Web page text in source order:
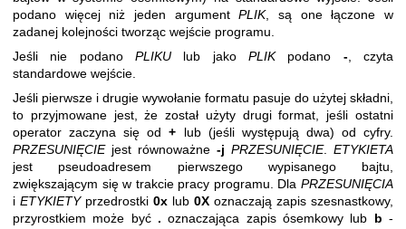
podano więcej niż jeden argumentPLIK, są one łączone w
zadanej kolejności tworząc wejście programu.
Jeśli nie podano PLIKU lub jako PLIKpodano -, czyta
standardowe wejście.
Jeśli pierwsze i drugie wywołanie formatu pasuje do użytej składni,
to przyjmowane jest, że został użyty drugi format, jeśli ostatni
operator zaczyna się od+ lub (jeśli występują dwa) od cyfry.
PRZESUNIĘCIEjest równoważne -j PRZESUNIĘCIE. ETYKIETA
jest pseudoadresem pierwszego wypisanego bajtu,
zwiększającym się w trakcie pracy programu. Dla PRZESUNIĘCIA
i ETYKIETYprzedrostki 0x lub 0X oznaczają zapis szesnastkowy,
przyrostkiem może być . oznaczająca zapis ósemkowy lub b -